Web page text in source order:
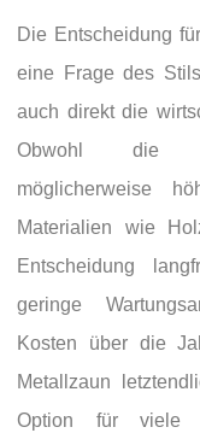
Die Entscheidung
eine Frage des
auch direkt die
Obwohl die
möglicherweise
Materialien wie
Entscheidung
geringe
Kosten über die
Metallzaun
Option für viele